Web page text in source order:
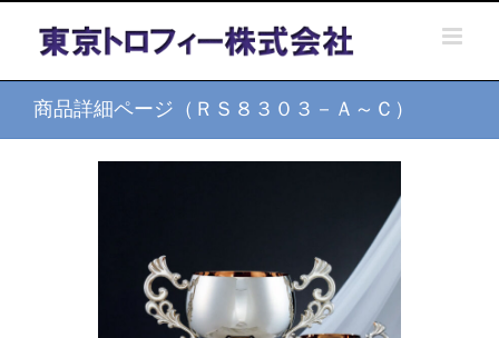
content
商品詳細ページ（ＲＳ８３０３－Ａ～Ｃ）